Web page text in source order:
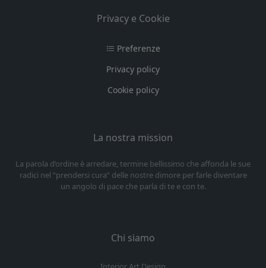
Privacy e Cookie
Preferenze
Privacy policy
Cookie policy
La nostra mission
La parola d’ordine è arredare, termine bellissimo che affonda le sue
radici nel “prendersi cura” delle nostre dimore per farle diventare
un angolo di pace che parla di te e con te.
Chi siamo